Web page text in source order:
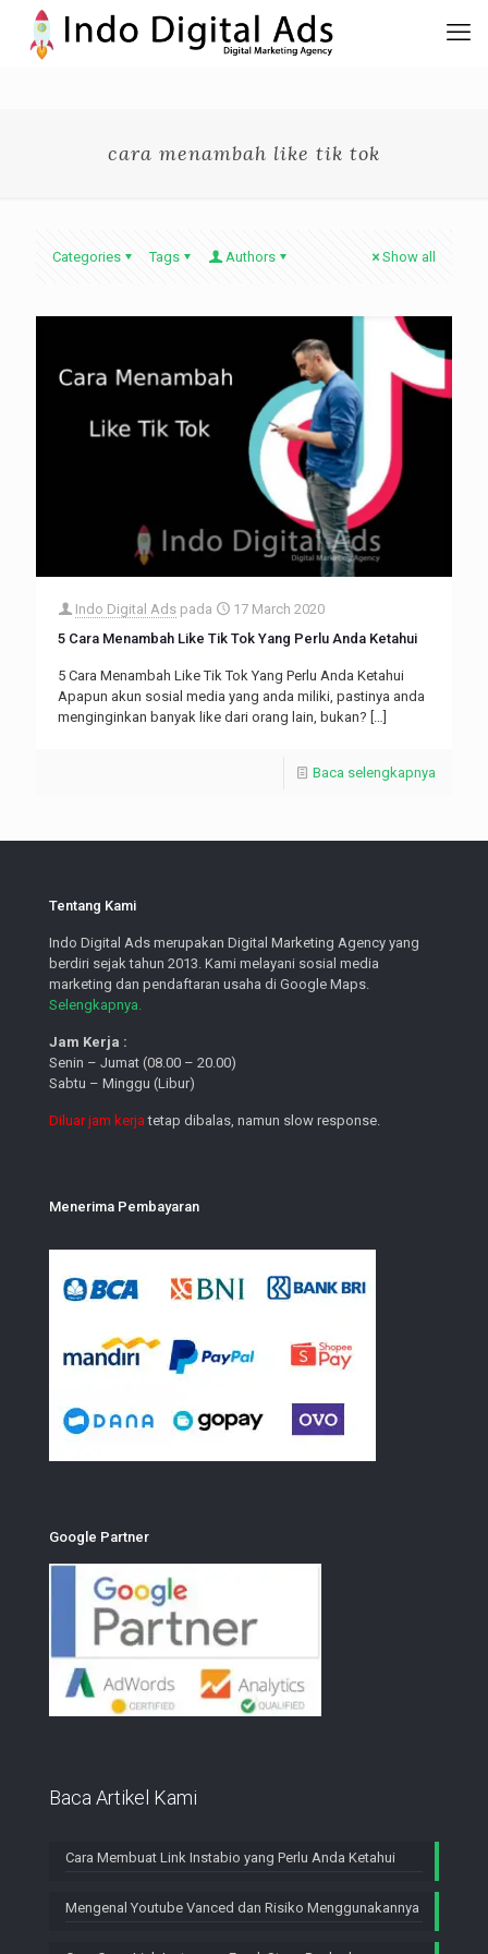
cara menambah like tik tok
Categories Tags Authors Show all
Indo Digital Ads pada
17 March 2020
5 Cara Menambah Like Tik Tok Yang Perlu Anda Ketahui
5 Cara Menambah Like Tik Tok Yang Perlu Anda Ketahui
Apapun akun sosial media yang anda miliki, pastinya anda
menginginkan banyak like dari orang lain, bukan?
Baca selengkapnya
Tentang Kami
Indo Digital Ads merupakan Digital Marketing Agency yang
berdiri sejak tahun 2013. Kami melayani sosial media
marketing dan pendaftaran usaha di Google Maps.
Selengkapnya.
Jam Kerja :
Senin – Jumat (08.00 – 20.00)
Sabtu – Minggu (Libur)
Diluar jam kerja tetap dibalas, namun slow response.
Menerima Pembayaran
Google Partner
Baca Artikel Kami
Cara Membuat Link Instabio yang Perlu Anda Ketahui
Mengenal Youtube Vanced dan Risiko Menggunakannya